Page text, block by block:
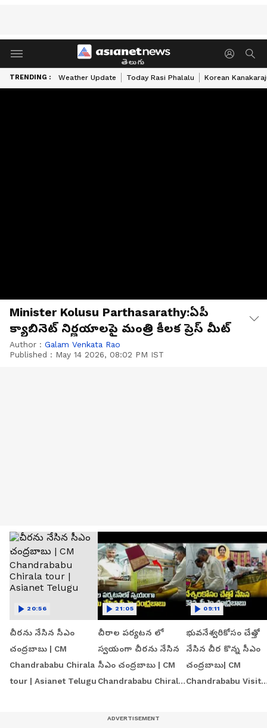
తెలుగు
TRENDING : Weather Update Today Rasi Phalalu Korean
Minister Kolusu Parthasarathy:ఏపీ
క్యాబినెట్ నిర్ణయాలపై మంత్రి కీలక ప్రెస్ మీట్
Author : Galam Venkata Rao
Published : May 14 2026, 08:02 PM IST
చీరను నేసిన సీఎం
చంద్రబాబు | CM
Chandrababu Chirala
tour | Asianet Telugu
20:56
చీరాల పర్యటన లో
స్వయంగా చీరను నేసిన
సీఎం చంద్రబాబు | CM
Chandrababu Chirala
21:05
భువనేశ్వరికోసం చేత్తో
నేసిన చీర కొన్న సీఎం
చంద్రబాబు| CM
Chandrababu Visit
09:11